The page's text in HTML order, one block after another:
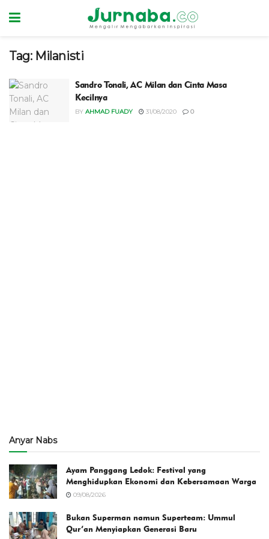
Tag: Milanisti
Sandro Tonali, AC Milan dan Cinta Masa
Kecilnya
BY AHMAD FUADY 31/08/2020 0
Anyar Nabs
Ayam Panggang Ledok: Festival yang
Menghidupkan Ekonomi dan Kebersamaan Warga
09/08/2026
Bukan Superman namun Superteam: Ummul
Qur’an Menyiapkan Generasi Baru